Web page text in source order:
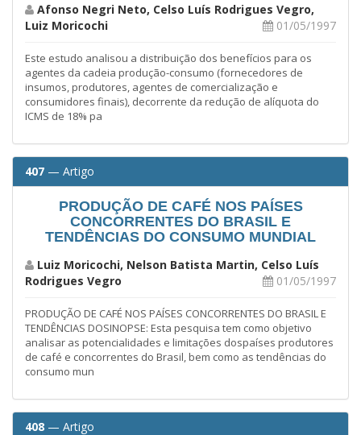
Afonso Negri Neto, Celso Luís Rodrigues Vegro,
Luiz Moricochi
01/05/1997
Este estudo analisou a distribuição dos benefícios para os
agentes da cadeia produção-consumo (fornecedores de
insumos, produtores, agentes de comercialização e
consumidores finais), decorrente da redução de alíquota do
ICMS de 18% pa
407 — Artigo
PRODUÇÃO DE CAFÉ NOS PAÍSES
CONCORRENTES DO BRASIL E
TENDÊNCIAS DO CONSUMO MUNDIAL
Luiz Moricochi, Nelson Batista Martin, Celso Luís
Rodrigues Vegro
01/05/1997
PRODUÇÃO DE CAFÉ NOS PAÍSES CONCORRENTES DO BRASIL E
TENDÊNCIAS DOSINOPSE: Esta pesquisa tem como objetivo
analisar as potencialidades e limitações dospaíses produtores
de café e concorrentes do Brasil, bem como as tendências do
consumo mun
408 — Artigo